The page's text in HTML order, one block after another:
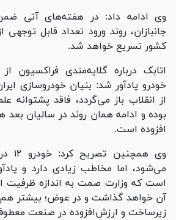
وی ادامه داد: در هفته‌های آتی
جانبازان، روند ورود تعداد قابل توجهی
کشور تسریع خواهد شد.
اتابک درباره گلایه‌مندی فراکسیون
خودرو یادآور شد: بنیان خودروسازی
از انقلاب باز می‌گردد، فاقد پشتوانه
بوده و ادامه همان روند در سالیان
افزوده است.
وی
می‌شود، اما مخاطب زیادی دارد و
است که وزارت صمت به اندازه ظرفیت
آن خواهد گذاشت و در عوض؛ بیشتر هم
زیرساخت و ارزش‌افزوده در صنعت